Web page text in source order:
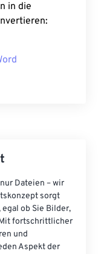
in die
Dateien – wir
sorgt
ob Sie Bilder,
fortschrittlicher
und
Aspekt der